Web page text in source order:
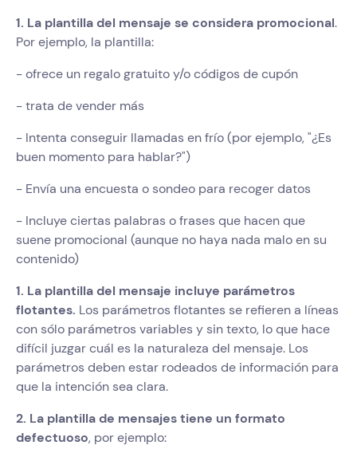
1. La plantilla del mensaje se considera promocional.
Por ejemplo, la plantilla:
- ofrece un regalo gratuito y/o códigos de cupón
- trata de vender más
- Intenta conseguir llamadas en frío (por ejemplo, "¿Es
buen momento para hablar?")
- Envía una encuesta o sondeo para recoger datos
- Incluye ciertas palabras o frases que hacen que
suene promocional (aunque no haya nada malo en su
contenido)
1. La plantilla del mensaje incluye parámetros
flotantes. Los parámetros flotantes se refieren a líneas
con sólo parámetros variables y sin texto, lo que hace
difícil juzgar cuál es la naturaleza del mensaje. Los
parámetros deben estar rodeados de información para
que la intención sea clara.
2. La plantilla de mensajes tiene un formato
defectuoso, por ejemplo: